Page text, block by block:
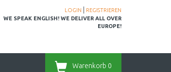
LOGIN
REGISTRIEREN
WE SPEAK ENGLISH! WE DELIVER ALL OVER
EUROPE!
Warenkorb 0